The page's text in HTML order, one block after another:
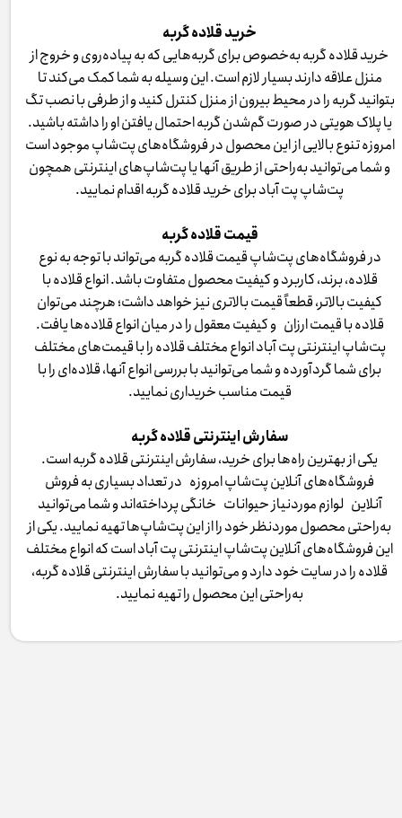
خرید قلاده گربه
خرید قلاده گربه به‌خصوص برای گربه‌هایی که به پیاده‌روی و خروج از
منزل علاقه دارند بسیار لازم است. این وسیله به شما کمک می‌کند تا
بتوانید گربه را در محیط بیرون از منزل کنترل کنید و از طرفی با نصب تگ
یا پلاک هویتی در صورت گم‌شدن گربه احتمال یافتن او را داشته باشید.
امروزه تنوع بالایی از این محصول در فروشگاه‌های پت‌شاپ موجود است
و شما می‌توانید به‌راحتی از طریق آنها یا پت‌شاپ‌های اینترنتی همچون
پت‌شاپ پت آباد برای خرید قلاده گربه اقدام نمایید.
قیمت قلاده گربه
در فروشگاه‌های پت‌شاپ قیمت قلاده گربه می‌تواند با توجه به نوع
قلاده، برند، کاربرد و کیفیت محصول متفاوت باشد. انواع قلاده با
کیفیت بالاتر، قطعاً قیمت بالاتری نیز خواهد داشت؛ هرچند می‌توان
قلاده با قیمت ارزان و کیفیت معقول را در میان انواع قلاده‌ها یافت.
پت‌شاپ اینترنتی پت آباد انواع مختلف قلاده را با قیمت‌های مختلف
برای شما گردآورده و شما می‌توانید با بررسی انواع آنها، قلاده‌ای را با
قیمت مناسب خریداری نمایید.
سفارش اینترنتی قلاده گربه
یکی از بهترین راه‌ها برای خرید، سفارش اینترنتی قلاده گربه است.
فروشگاه‌های آنلاین پت‌شاپ امروزه در تعداد بسیاری به فروش
آنلاین لوازم موردنیاز حیوانات خانگی پرداخته‌اند و شما می‌توانید
به‌راحتی محصول موردنظر خود را از این پت‌شاپ‌ها تهیه نمایید. یکی از
این فروشگاه‌های آنلاین پت‌شاپ اینترنتی پت آباد است که انواع مختلف
قلاده را در سایت خود دارد و می‌توانید با سفارش اینترنتی قلاده گربه،
به‌راحتی این محصول را تهیه نمایید.​​​​​​​